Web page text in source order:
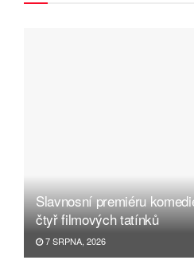
Slavnosní premiéru
čtyř filmových tatínků
7 SRPNA, 2026